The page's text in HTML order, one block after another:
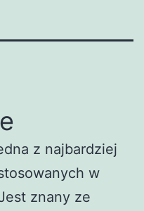
z najbardziej
w
znany ze